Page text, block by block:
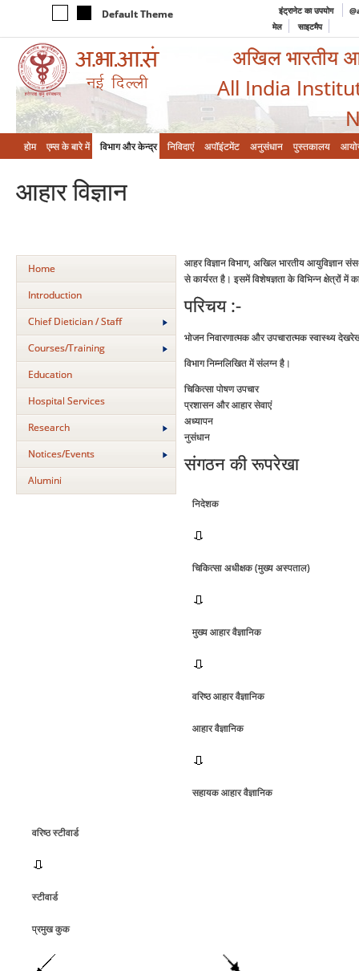
Default Theme इंट्रानेट का उपयोग
मेल
साइटमैप
अखिल भारतीय
All India
होम एम्‍स के बारे में विभाग और केन्‍द्र निविदाएं अपॉइंटमेंट अनुसंधान पुस्तकालय
आहार विज्ञान
Home
Introduction
Chief Dietician / Staff
Courses/Training
Education
Hospital Services
Research
Notices/Events
Alumini
आहर विज्ञान विभाग, अखिल भारतीय
से कार्यरत है। इसमें विशेषज्ञता के विभिन्‍न क्षेत्रों में
परिचय :-
भोजन निवारणात्‍मक और उपचारात्‍मक स्‍वास्‍थ्‍य
विभाग निम्‍नलिखित में संलग्‍न है।
चिकित्‍सा पोषण उपचार
प्रशासन और आहार सेवाएं
अध्‍यापन
नुसंधान
संगठन की रूपरेखा
निदेशक
चिकित्‍सा अधीक्षक (मुख्‍य अस्‍पताल)
मुख्‍य आहार वैज्ञानिक
वरिष्‍ठ आहार वैज्ञानिक
आहार वैज्ञानिक
सहायक आहार वैज्ञानिक
वरिष्‍ठ स्‍टीवार्ड
स्‍टीवार्ड
प्रमुख कुक